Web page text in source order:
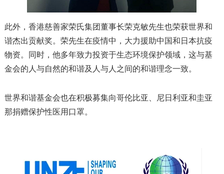
此外，香港慈善家荣氏集团董事长荣克敏先生也荣获世界和
谐杰出贡献奖。荣先生在疫情中，大力援助中国和日本抗疫
物资。同时，他多年致力投资于生态环境保护领域，这与基
金会的人与自然的和谐及人与人之间的和谐理念一致。
世界和谐基金会也在积极募集向哥伦比亚、尼日利亚和圭亚
那捐赠保护性医用口罩。